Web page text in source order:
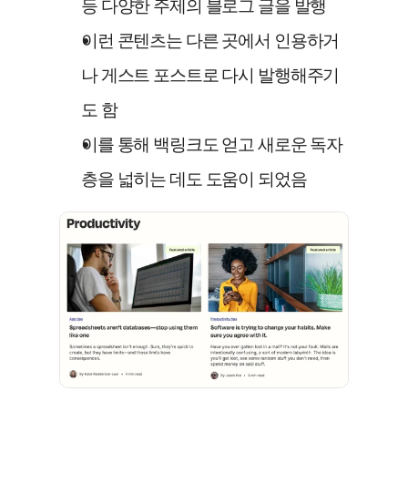
등 다양한 주제의 블로그 글을 발행
이런 콘텐츠는 다른 곳에서 인용하거
나 게스트 포스트로 다시 발행해주기
도 함
이를 통해 백링크도 얻고 새로운 독자
층을 넓히는 데도 도움이 되었음